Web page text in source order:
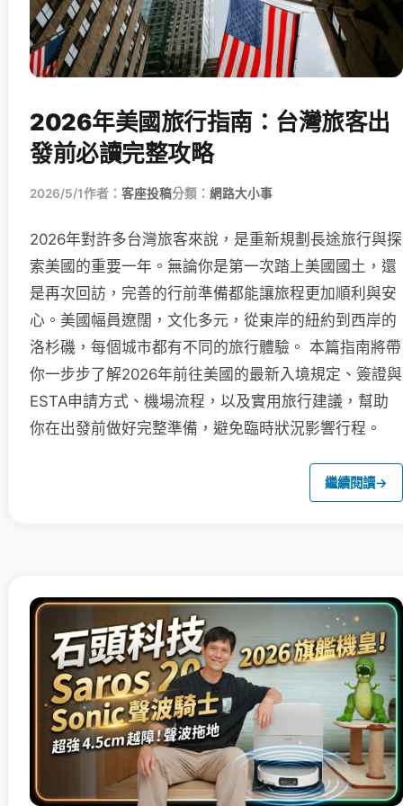
2026年美國旅行指南：台灣旅客出
發前必讀完整攻略
2026/5/1作者： 客座投稿分類： 網路大小事
2026年對許多台灣旅客來說，是重新規劃長途旅行與探
索美國的重要一年。無論你是第一次踏上美國國土，還
是再次回訪，完善的行前準備都能讓旅程更加順利與安
心。美國幅員遼闊，文化多元，從東岸的紐約到西岸的
洛杉磯，每個城市都有不同的旅行體驗。 本篇指南將帶
你一步步了解2026年前往美國的最新入境規定、簽證與
ESTA申請方式、機場流程，以及實用旅行建議，幫助
你在出發前做好完整準備，避免臨時狀況影響行程。
繼續閱讀→